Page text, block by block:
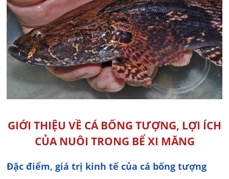
GIỚI THIỆU VỀ CÁ BỐNG TƯỢNG, LỢI ÍCH
CỦA NUÔI TRONG BỂ XI MĂNG
Đặc điểm, giá trị kinh tế của cá bống tượng